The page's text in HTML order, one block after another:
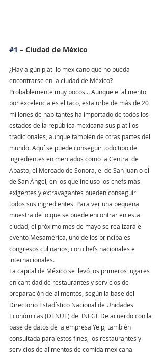
#1 – Ciudad de México
¿Hay algún platillo mexicano que no pueda
encontrarse en la ciudad de México?
Probablemente muy pocos… Aunque el alimento
por excelencia es el taco, esta urbe de más de 20
millones de habitantes ha importado de todos los
estados de la república mexicana sus platillos
tradicionales, aunque también de otras partes del
mundo. Aquí se puede conseguir todo tipo de
ingredientes en mercados como la Central de
Abasto, el Mercado de Sonora, el de San Juan o el
de San Ángel, en los que incluso los chefs más
exigentes y extravagantes pueden conseguir
todos sus ingredientes. Para ver una pequeña
muestra de lo que se puede encontrar en esta
ciudad, el próximo mes de mayo se realizará el
evento Mesamérica, uno de los principales
congresos culinarios, con chefs nacionales e
internacionales.
La capital de México se llevó los primeros lugares
en cantidad de restaurantes y servicios de
preparación de alimentos, según la base del
Directorio Estadístico Nacional de Unidades
Económicas (DENUE) del INEGI. De acuerdo con la
base de datos de la empresa Yelp, también
consultada para estos fines, los restaurantes y
servicios de alimentos de comida mexicana